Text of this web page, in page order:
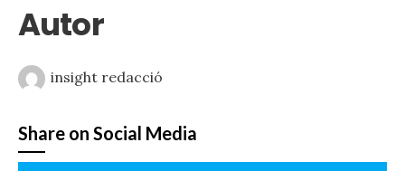
Autor
insight redacció
Share on Social Media